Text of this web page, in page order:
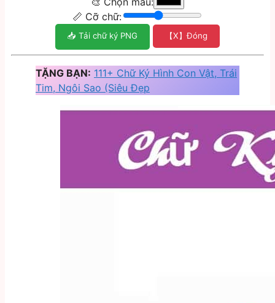
📏 Cỡ chữ:
📥 Tải chữ ký PNG 【X】Đóng
TẶNG BẠN: 111+ Chữ Ký Hình Con Vật, Trái
Tim, Ngôi Sao (Siêu Đẹp